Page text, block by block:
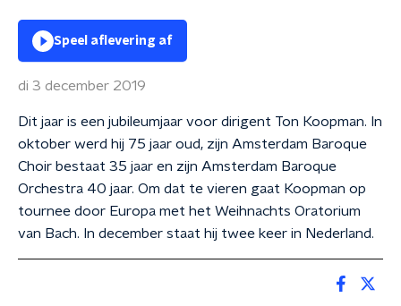
Speel aflevering af
di 3 december 2019
Dit jaar is een jubileumjaar voor dirigent Ton Koopman. In
oktober werd hij 75 jaar oud, zijn Amsterdam Baroque
Choir bestaat 35 jaar en zijn Amsterdam Baroque
Orchestra 40 jaar. Om dat te vieren gaat Koopman op
tournee door Europa met het Weihnachts Oratorium
van Bach. In december staat hij twee keer in Nederland.